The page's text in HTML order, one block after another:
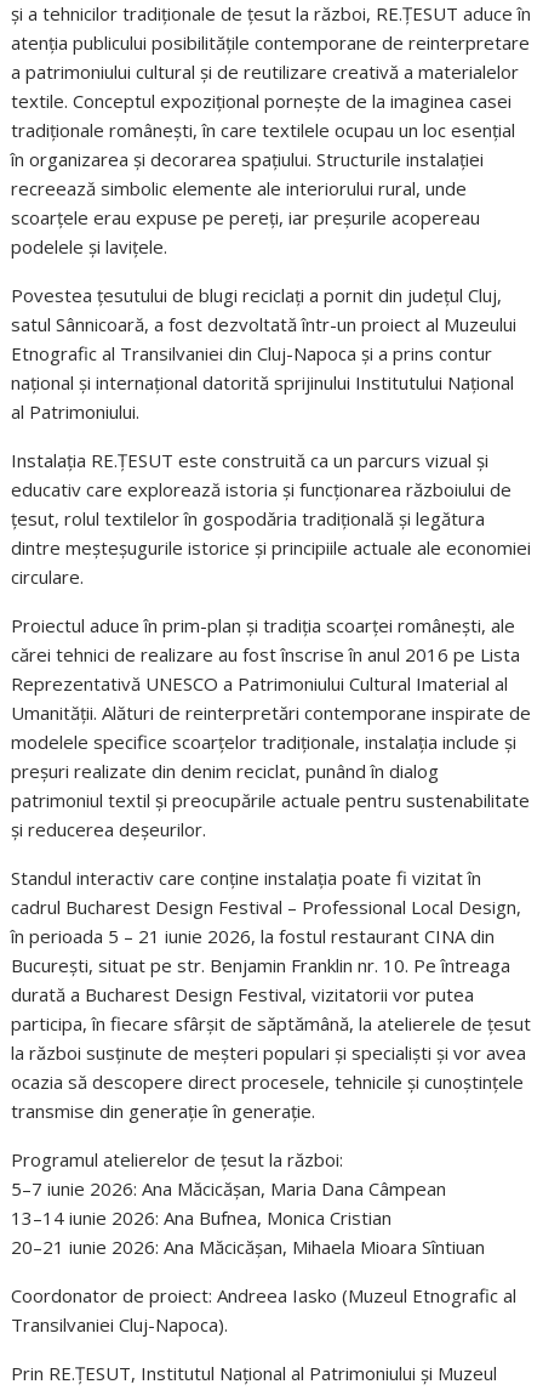
și a tehnicilor tradiționale de țesut la război, RE.ȚESUT aduce în
atenția publicului posibilitățile contemporane de reinterpretare
a patrimoniului cultural și de reutilizare creativă a materialelor
textile. Conceptul expozițional pornește de la imaginea casei
tradiționale românești, în care textilele ocupau un loc esențial
în organizarea și decorarea spațiului. Structurile instalației
recreează simbolic elemente ale interiorului rural, unde
scoarțele erau expuse pe pereți, iar preșurile acopereau
podelele și lavițele.
Povestea țesutului de blugi reciclați a pornit din județul Cluj,
satul Sânnicoară, a fost dezvoltată într-un proiect al Muzeului
Etnografic al Transilvaniei din Cluj-Napoca și a prins contur
național și internațional datorită sprijinului Institutului Național
al Patrimoniului.
Instalația RE.ȚESUT este construită ca un parcurs vizual și
educativ care explorează istoria și funcționarea războiului de
țesut, rolul textilelor în gospodăria tradițională și legătura
dintre meșteșugurile istorice și principiile actuale ale economiei
circulare.
Proiectul aduce în prim-plan și tradiția scoarței românești, ale
cărei tehnici de realizare au fost înscrise în anul 2016 pe Lista
Reprezentativă UNESCO a Patrimoniului Cultural Imaterial al
Umanității. Alături de reinterpretări contemporane inspirate de
modelele specifice scoarțelor tradiționale, instalația include și
preșuri realizate din denim reciclat, punând în dialog
patrimoniul textil și preocupările actuale pentru sustenabilitate
și reducerea deșeurilor.
Standul interactiv care conține instalația poate fi vizitat în
cadrul Bucharest Design Festival – Professional Local Design,
în perioada 5 – 21 iunie 2026, la fostul restaurant CINA din
București, situat pe str. Benjamin Franklin nr. 10. Pe întreaga
durată a Bucharest Design Festival, vizitatorii vor putea
participa, în fiecare sfârșit de săptămână, la atelierele de țesut
la război susținute de meșteri populari și specialiști și vor avea
ocazia să descopere direct procesele, tehnicile și cunoștințele
transmise din generație în generație.
Programul atelierelor de țesut la război:
5–7 iunie 2026: Ana Măcicășan, Maria Dana Câmpean
13–14 iunie 2026: Ana Bufnea, Monica Cristian
20–21 iunie 2026: Ana Măcicășan, Mihaela Mioara Sîntiuan
Coordonator de proiect: Andreea Iasko (Muzeul Etnografic al
Transilvaniei Cluj-Napoca).
Prin RE.ȚESUT, Institutul Național al Patrimoniului și Muzeul